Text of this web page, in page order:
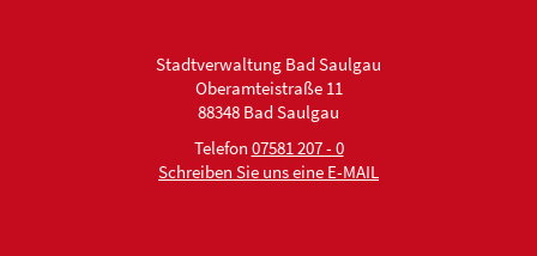
Stadtverwaltung Bad Saulgau
Oberamteistraße 11
88348 Bad Saulgau
Telefon 07581 207 - 0
Schreiben Sie uns eine E-MAIL